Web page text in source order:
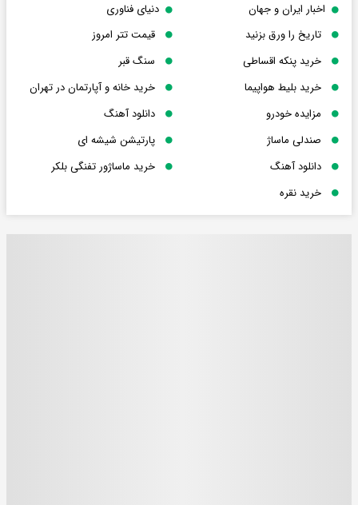
اخبار ایران و جهان
دنیای فناوری
تاریخ را ورق بزنید
قیمت تتر امروز
خرید پنکه اقساطی
سنگ قبر
خرید بلیط هواپیما
خرید خانه و آپارتمان در تهران
مزایده خودرو
دانلود آهنگ
صندلی ماساژ
پارتیشن شیشه ای
دانلود آهنگ
خرید ماساژور تفنگی بلکر
خرید نقره